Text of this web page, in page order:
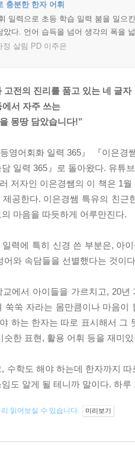
충분한 한자 어휘
일력으로 초등 학습 일력 붐을 일으
았다. 언어 습득을 넘어 생각의 폭을
정 살림 PD 이주은
고전의 진리를 품고 있는 네 글자
서 자주 쓰는
몽땅 담았습니다!”
등영어회화 일력 365』 『이은
일력 365』로 돌아왔다. 유튜
저자인 이은경쌤의 이 책은 1
제공한다. 이은경쌤 특유의 친
마음을 따듯하게 어루만진다.
력에 특히 신경 쓴 부분은, 아
어와 속담들을 선별했다는 것이
교에서 아이들을 가르치고, 20
쑥쑥 자라는 몸만큼이나 마음
하는 한자는 따로 표시해서 그
슷한 표현, 활용 어휘 등을 재미
수학도 해야 하는데 한자까지
도 알게 될 테니까 말이다. 하루
읽어보실 수 있습니다. 미리보기